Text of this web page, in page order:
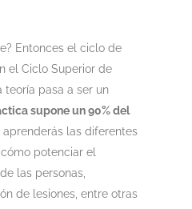
Entonces el ciclo de
el Ciclo Superior de
teoría pasa a ser un
supone un 90% del
aprenderás las diferentes
potenciar el
las personas,
de lesiones, entre otras